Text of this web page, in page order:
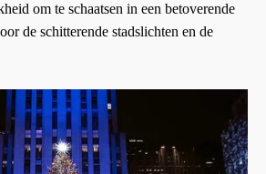
om te schaatsen in een betoverende
de schitterende stadslichten en de